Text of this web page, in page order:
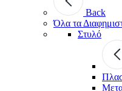
Back
Όλα τα
Στυλό